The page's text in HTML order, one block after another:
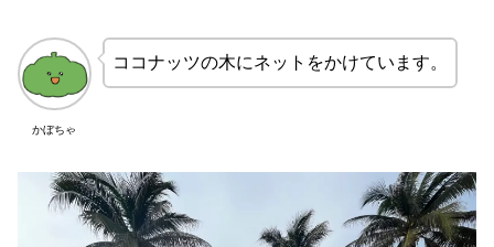
かぼちゃ
ココナッツの木にネットをかけています。